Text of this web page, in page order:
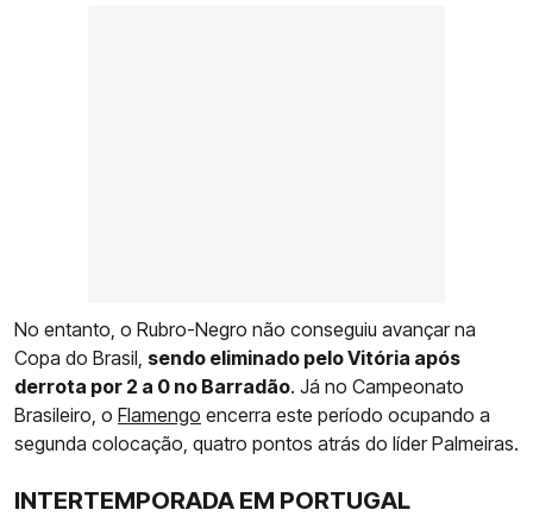
No entanto, o Rubro-Negro não conseguiu avançar na
Copa do Brasil, sendo eliminado pelo Vitória após
derrota por 2 a 0 no Barradão. Já no Campeonato
Brasileiro, o Flamengo encerra este período ocupando a
segunda colocação, quatro pontos atrás do líder Palmeiras.
INTERTEMPORADA EM PORTUGAL